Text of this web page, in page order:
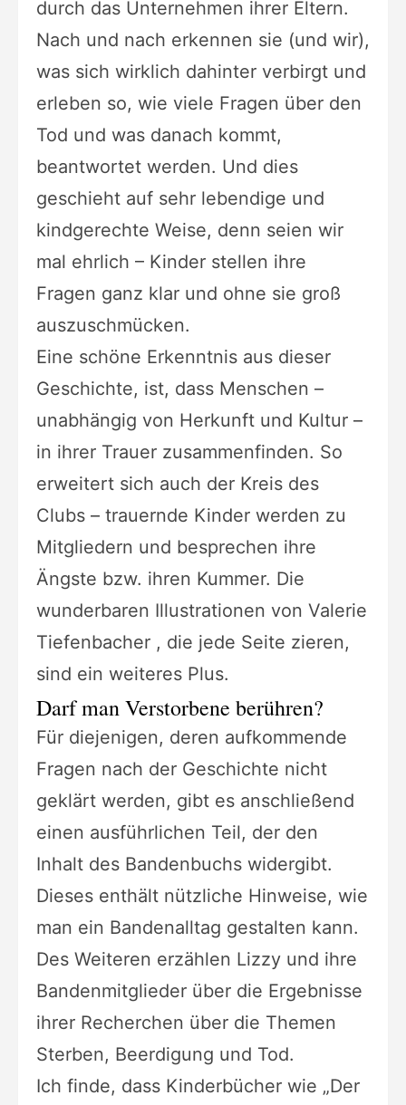
durch das Unternehmen ihrer Eltern.
Nach und nach erkennen sie (und wir),
was sich wirklich dahinter verbirgt und
erleben so, wie viele Fragen über den
Tod und was danach kommt,
beantwortet werden. Und dies
geschieht auf sehr lebendige und
kindgerechte Weise, denn seien wir
mal ehrlich – Kinder stellen ihre
Fragen ganz klar und ohne sie groß
auszuschmücken.
Eine schöne Erkenntnis aus dieser
Geschichte, ist, dass Menschen –
unabhängig von Herkunft und Kultur –
in ihrer Trauer zusammenfinden. So
erweitert sich auch der Kreis des
Clubs – trauernde Kinder werden zu
Mitgliedern und besprechen ihre
Ängste bzw. ihren Kummer. Die
wunderbaren Illustrationen von Valerie
Tiefenbacher , die jede Seite zieren,
sind ein weiteres Plus.
Darf man Verstorbene berühren?
Für diejenigen, deren aufkommende
Fragen nach der Geschichte nicht
geklärt werden, gibt es anschließend
einen ausführlichen Teil, der den
Inhalt des Bandenbuchs widergibt.
Dieses enthält nützliche Hinweise, wie
man ein Bandenalltag gestalten kann.
Des Weiteren erzählen Lizzy und ihre
Bandenmitglieder über die Ergebnisse
ihrer Recherchen über die Themen
Sterben, Beerdigung und Tod.
Ich finde, dass Kinderbücher wie „Der